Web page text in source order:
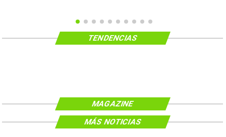
TENDENCIAS
MAGAZINE
MÁS NOTICIAS